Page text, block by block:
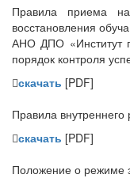
Правила приема
восстановления
АНО ДПО «Институт
порядок контроля
скачать [PDF]
Правила
скачать [PDF]
Положение о режиме